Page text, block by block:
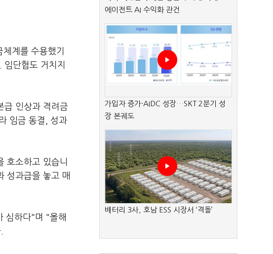
계를 수용했기
단협도 거치지
급 인상과 격려금
임금 동결, 성과
호소하고 있습니
성과급을 놓고 매
심하다"며 "올해
에이전트 AI 수익화 관건
가입자 증가·AIDC 성장…SKT 2분기 성
장 본궤도
배터리 3사, 호남 ESS 시장서 ‘격돌’